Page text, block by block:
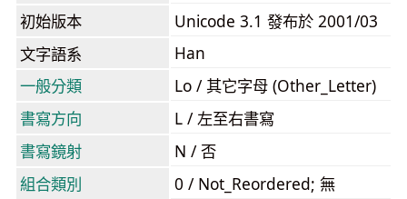
初始版本
Unicode 3.1 發布於 2001/03
文字語系
Han
一般分類
Lo / 其它字母 (Other_Letter)
書寫方向
L / 左至右書寫
書寫鏡射
N / 否
組合類別
0 / Not_Reordered; 無